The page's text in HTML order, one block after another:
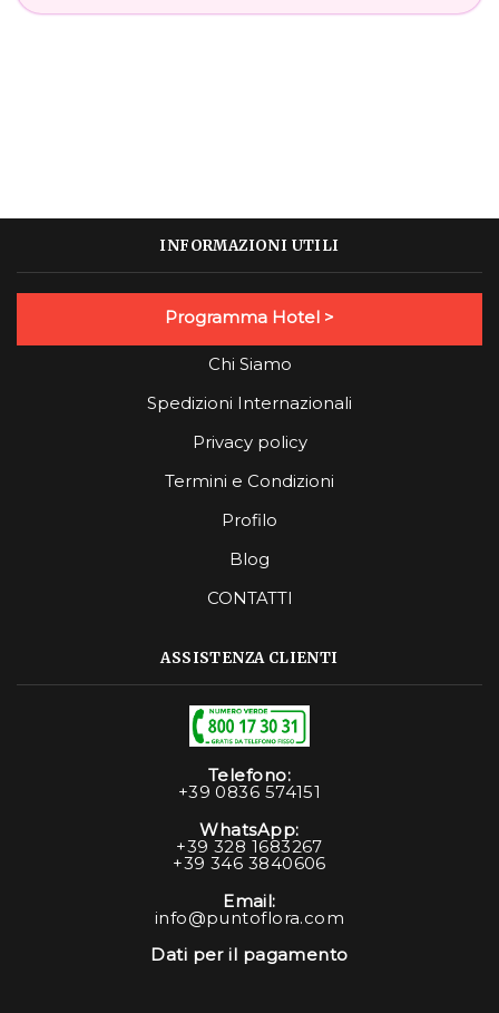
INFORMAZIONI UTILI
Programma Hotel >
Chi Siamo
Spedizioni Internazionali
Privacy policy
Termini e Condizioni
Profilo
Blog
CONTATTI
ASSISTENZA CLIENTI
Telefono:
+39 0836 574151
WhatsApp:
+39 328 1683267
+39 346 3840606
Email:
info@puntoflora.com
Dati per il pagamento